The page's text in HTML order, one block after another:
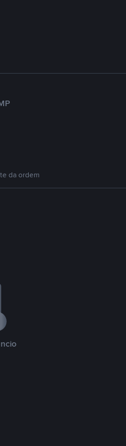
da ordem